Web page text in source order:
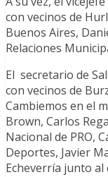
con vecinos de
Buenos Aires,
Relaciones
El secretario de
con vecinos de
Cambiemos en el
Brown, Carlos
Nacional de PRO,
Deportes, Javier
Echeverría junto al